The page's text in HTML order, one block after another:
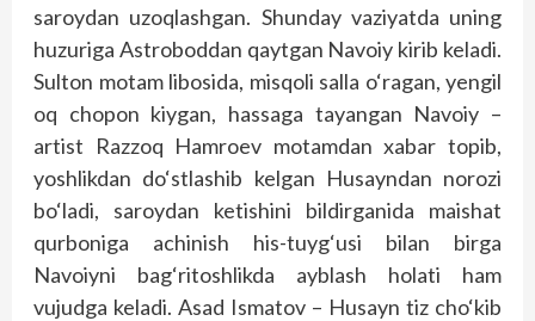
saroydan uzoqlashgan. Shunday vaziyatda uning
huzuriga Astroboddan qaytgan Navoiy kirib keladi.
Sulton motam libosida, misqoli salla o‘ragan, yengil
oq chopon kiygan, hassaga tayangan Navoiy –
artist Razzoq Hamroev motamdan xabar topib,
yoshlikdan do‘stlashib kelgan Husayndan norozi
bo‘ladi, saroydan ketishini bildirganida maishat
qurboniga achinish his-tuyg‘usi bilan birga
Navoiyni bag‘ritoshlikda ayblash holati ham
vujudga keladi. Asad Ismatov – Husayn tiz cho‘kib